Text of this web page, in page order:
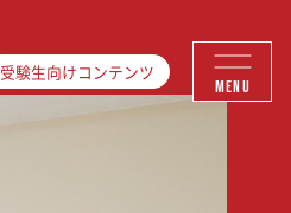
受験生向けコンテンツ
MENU